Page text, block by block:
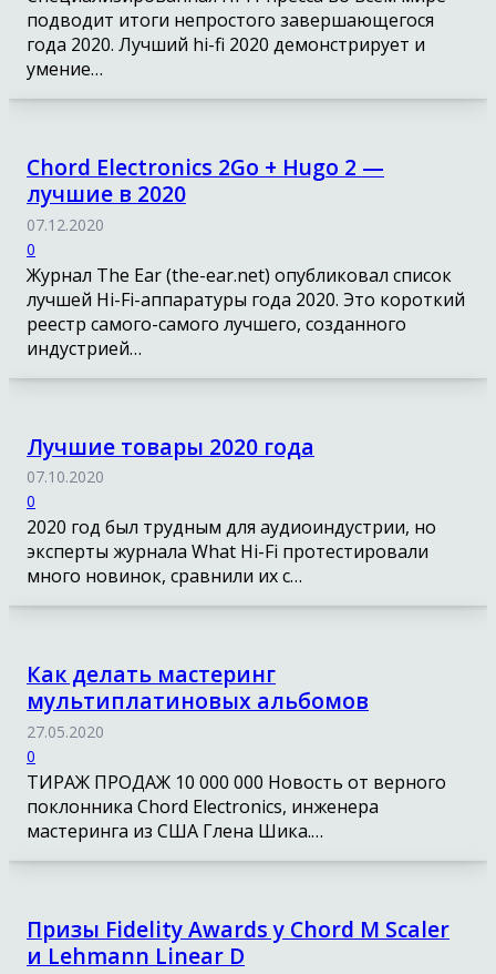
подводит итоги непростого завершающегося
года 2020. Лучший hi-fi 2020 демонстрирует и
умение…
Chord Electronics 2Go + Hugo 2 —
лучшие в 2020
07.12.2020
0
Журнал The Ear (the-ear.net) опубликовал список
лучшей Hi-Fi-аппаратуры года 2020. Это короткий
реестр самого-самого лучшего, созданного
индустрией…
Лучшие товары 2020 года
07.10.2020
0
2020 год был трудным для аудиоиндустрии, но
эксперты журнала What Hi-Fi протестировали
много новинок, сравнили их с…
Как делать мастеринг
мультиплатиновых альбомов
27.05.2020
0
ТИРАЖ ПРОДАЖ 10 000 000 Новость от верного
поклонника Chord Electronics, инженера
мастеринга из США Глена Шика.…
Призы Fidelity Awards у Chord M Scaler
и Lehmann Linear D